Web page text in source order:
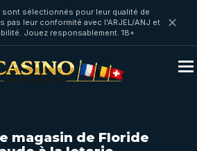
sélectionnés pour leur qualité de
pas leur conformité avec l'ARJEL/ANJ et
Jouez responsablement. 18+
✕
magasin de Floride